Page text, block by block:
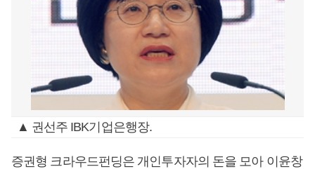
▲ 권선주 IBK기업은행장.
증권형 크라우드펀딩은 개인투자자의 돈을 모아 이윤창